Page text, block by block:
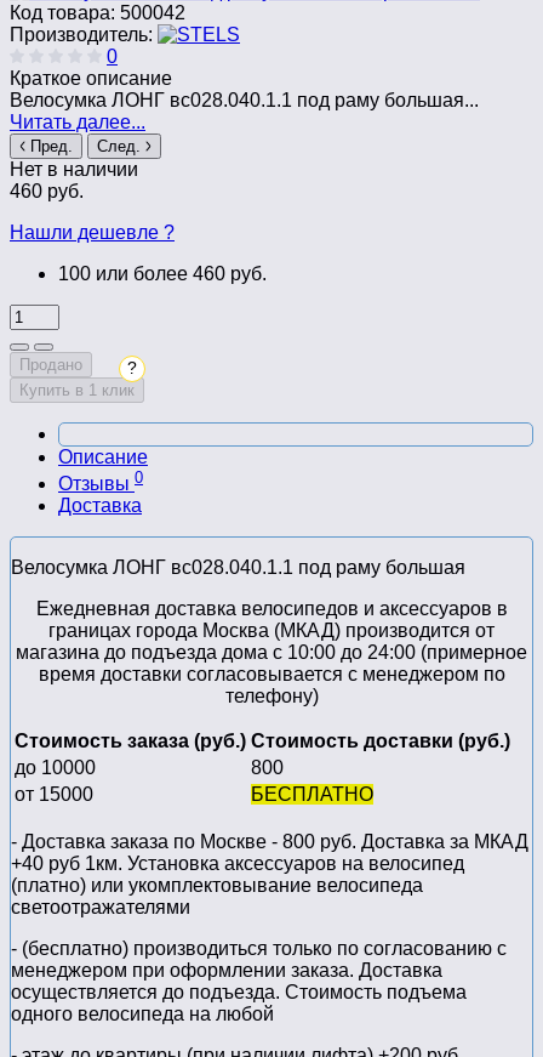
Код товара: 500042
Производитель:
0
Краткое описание
Велосумка ЛОНГ вс028.040.1.1 под раму большая...
Читать далее...
Пред. След.
Нет в наличии
460 руб.
Нашли дешевле ?
100 или более 460 руб.
Продано
Купить в 1 клик
?
Описание
Отзывы 0
Доставка
Велосумка ЛОНГ вс028.040.1.1 под раму большая
Ежедневная доставка велосипедов и аксессуаров в
границах города Москва (МКАД) производится от
магазина до подъезда дома с 10:00 до 24:00 (примерное
время доставки согласовывается с менеджером по
телефону)
Стоимость заказа (руб.) Стоимость доставки (руб.)
до 10000
800
от 15000
БЕСПЛАТНО
- Доставка заказа по Москве - 800 руб. Доставка за МКАД
+40 руб 1км. Установка аксессуаров на велосипед
(платно) или укомплектовывание велосипеда
светоотражателями
- (бесплатно) производиться только по cогласованию с
менеджером при оформлении заказа. Доставка
осуществляется до подъезда. Стоимость подъема
одного велосипеда на любой